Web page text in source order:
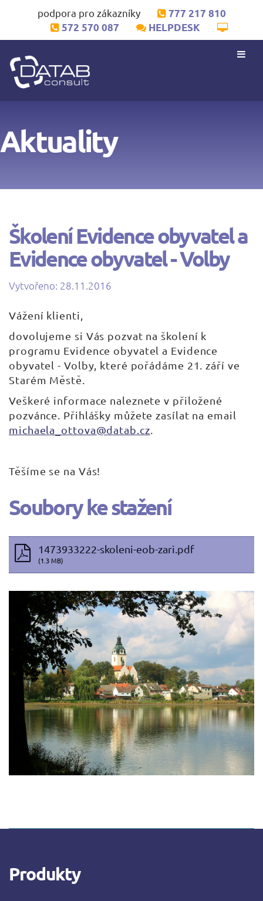
podpora pro zákazníky
777 217 810
572 570 087
HELPDESK
Aktuality
Školení Evidence obyvatel a
Evidence obyvatel - Volby
Vytvořeno: 28.11.2016
Vážení klienti,
dovolujeme si Vás pozvat na školení k
programu Evidence obyvatel a Evidence
obyvatel - Volby, které pořádáme 21. září ve
Starém Městě.
Veškeré informace naleznete v přiložené
pozvánce. Přihlášky můžete zasílat na email
michaela_ottova@datab.cz
Těšíme se na Vás!
Soubory ke stažení
1473933222-skoleni-eob-zari.pdf
(1.3 MB)
Produkty